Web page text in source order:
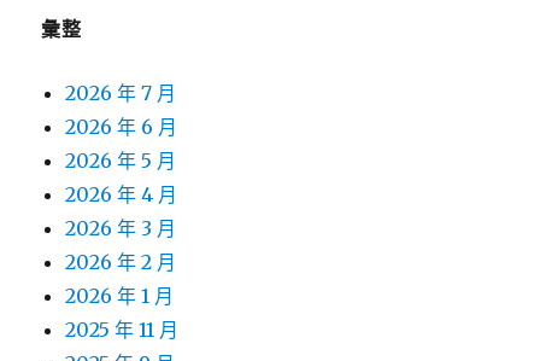
彙整
2026 年 7 月
2026 年 6 月
2026 年 5 月
2026 年 4 月
2026 年 3 月
2026 年 2 月
2026 年 1 月
2025 年 11 月